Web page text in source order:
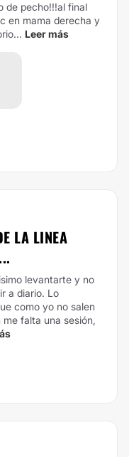
de pecho!!!al final
en mama derecha y
Leer más
LA LINEA
levantarte y no
a diario. Lo
como yo no salen
falta una sesión,